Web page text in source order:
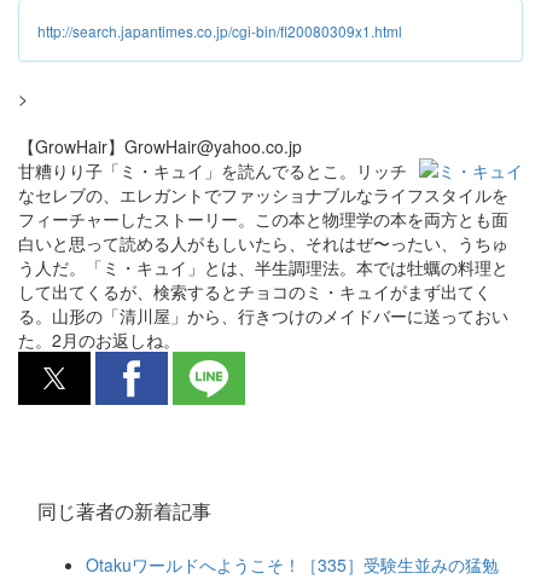
http://search.japantimes.co.jp/cgi-bin/fl20080309x1.html
>
【GrowHair】GrowHair@yahoo.co.jp
甘糟りり子「ミ・キュイ」を読んでるとこ。リッチ
なセレブの、エレガントでファッショナブルなライフスタイルを
フィーチャーしたストーリー。この本と物理学の本を両方とも面
白いと思って読める人がもしいたら、それはぜ〜ったい、うちゅ
う人だ。「ミ・キュイ」とは、半生調理法。本では牡蠣の料理と
して出てくるが、検索するとチョコのミ・キュイがまず出てく
る。山形の「清川屋」から、行きつけのメイドバーに送っておい
た。2月のお返しね。
同じ著者の新着記事
Otakuワールドへようこそ！［335］受験生並みの猛勉